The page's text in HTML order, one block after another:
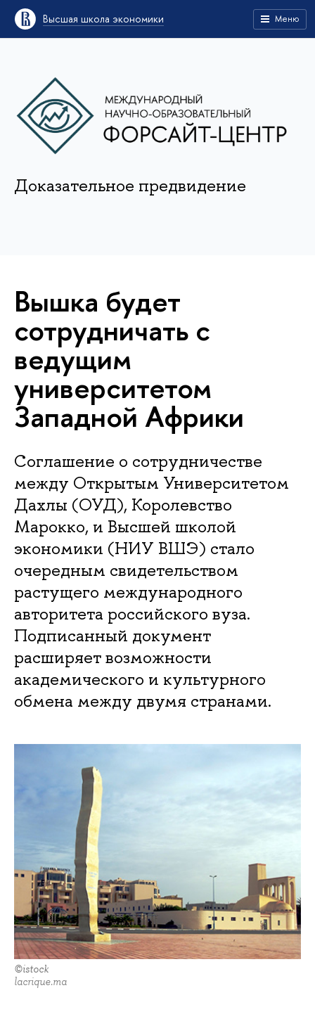
Высшая школа экономики Меню
Доказательное предвидение
Вышка будет
сотрудничать с
ведущим
университетом
Западной Африки
Соглашение о сотрудничестве
между Открытым Университетом
Дахлы (ОУД), Королевство
Марокко, и Высшей школой
экономики (НИУ ВШЭ) стало
очередным свидетельством
растущего международного
авторитета российского вуза.
Подписанный документ
расширяет возможности
академического и культурного
обмена между двумя странами.
©istock
lacrique.ma